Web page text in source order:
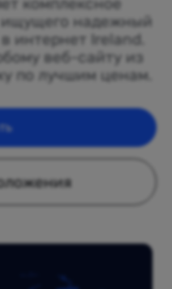
комплексное
надежный
интернет Ireland.
веб-сайту из
по лучшим ценам.